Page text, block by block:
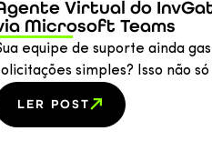
Virtual do
Microsoft Teams
equipe de suporte ainda
simples? Isso não
LER POST